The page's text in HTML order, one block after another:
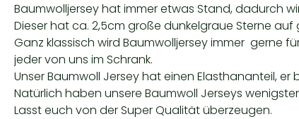
Baumwolljersey hat immer etwas Stand, dadurch
Dieser hat ca. 2,5cm große dunkelgraue Sterne auf
Ganz klassisch wird Baumwolljersey immer gerne
jeder von uns im Schrank.
Unser Baumwoll Jersey hat einen Elasthananteil,
Natürlich haben unsere Baumwoll Jerseys
Lasst euch von der Super Qualität überzeugen.